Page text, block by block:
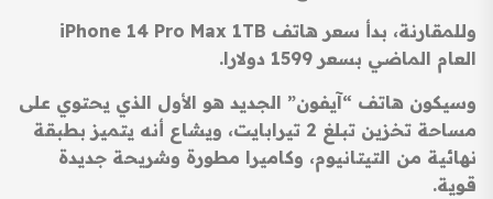
وللمقارنة، بدأ سعر هاتف iPhone 14 Pro Max 1TB
العام الماضي بسعر 1599 دولارا.
وسيكون هاتف “آيفون” الجديد هو الأول الذي يحتوي على
مساحة تخزين تبلغ 2 تيرابايت، ويشاع أنه يتميز بطبقة
نهائية من التيتانيوم، وكاميرا مطورة وشريحة جديدة
قوية.